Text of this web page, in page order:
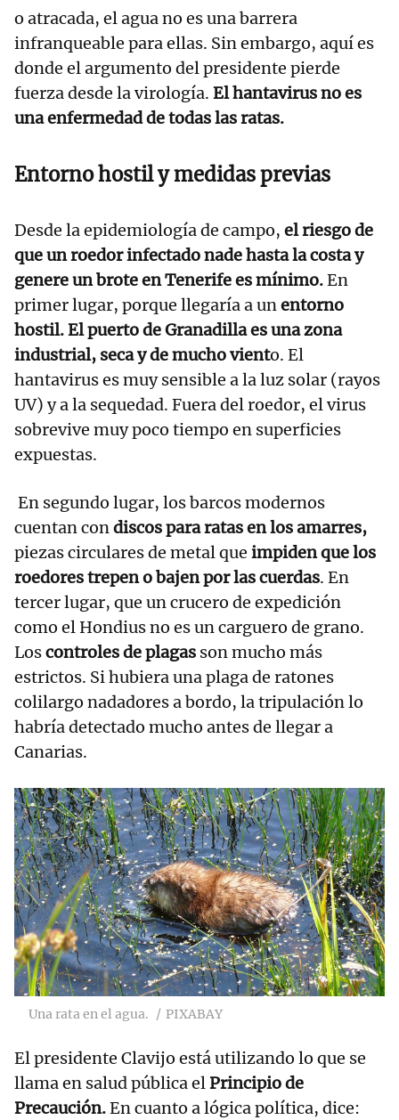
o atracada, el agua no es una barrera
infranqueable para ellas. Sin embargo, aquí es
donde el argumento del presidente pierde
fuerza desde la virología. El hantavirus no es
una enfermedad de todas las ratas.
Entorno hostil y medidas previas
Desde la epidemiología de campo, el riesgo de
que un roedor infectado nade hasta la costa y
genere un brote en Tenerife es mínimo.En
primer lugar, porque llegaría a un entorno
hostil. El puerto de Granadilla es una zona
industrial, seca y de mucho viento. El
hantavirus es muy sensible a la luz solar (rayos
UV) y a la sequedad. Fuera del roedor, el virus
sobrevive muy poco tiempo en superficies
expuestas.
En segundo lugar, los barcos modernos
cuentan con discos para ratas en los amarres,
piezas circulares de metal que impiden que los
roedores trepen o bajen por las cuerdas. En
tercer lugar, que un crucero de expedición
como el Hondius no es un carguero de grano.
Loscontroles de plagas son mucho más
estrictos. Si hubiera una plaga de ratones
colilargo nadadores a bordo, la tripulación lo
habría detectado mucho antes de llegar a
Canarias.
Una rata en el agua. PIXABAY
El presidente Clavijo está utilizando lo que se
llama en salud pública el Principio de
Precaución.En cuanto a lógica política, dice: